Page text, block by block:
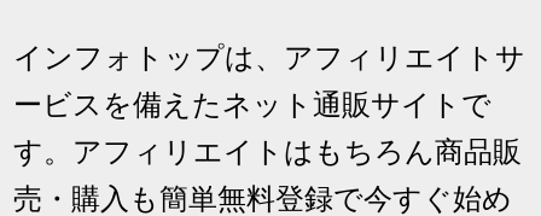
インフォトップは、アフィリエイトサ
ービスを備えたネット通販サイトで
す。アフィリエイトはもちろん商品販
売・購入も簡単無料登録で今すぐ始め